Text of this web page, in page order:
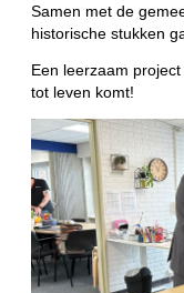
Samen met de
historische stukken
Een leerzaam
tot leven komt!